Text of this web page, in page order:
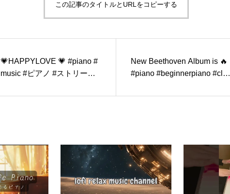
この記事のタイトルとURLをコピーする
💗HAPPYLOVE 💗 #piano #
music #ピアノ #ストリート
た #三角広場 #ヒーリングピ
New Beethoven Album is 🔥
#piano #beginnerpiano #clas